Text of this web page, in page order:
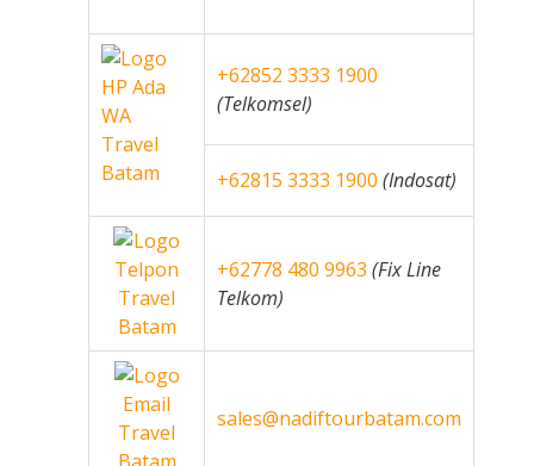
+62852 3333 1900
(Telkomsel)
+62815 3333 1900 (Indosat)
+62778 480 9963 (Fix Line
Telkom)
sales@nadiftourbatam.com